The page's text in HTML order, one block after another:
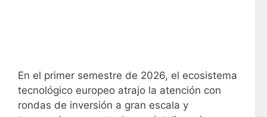
En el primer semestre de 2026, el ecosistema
tecnológico europeo atrajo la atención con
rondas de inversión a gran escala y